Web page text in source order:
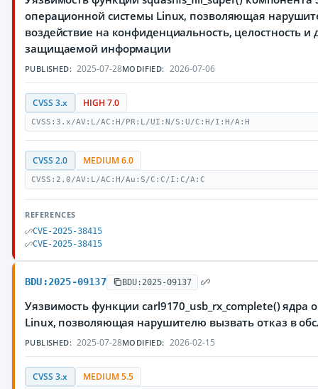
операционной системы Linux, позволяющая
воздействие на конфиденциальность, целостность и
защищаемой информации
PUBLISHED: 2025-07-28MODIFIED: 2026-07-06
CVSS 3.x HIGH 7.0
CVSS:3.x/AV:L/AC:H/PR:L/UI:N/S:U/C:H/I:H/A:H
CVSS 2.0 MEDIUM 6.0
CVSS:2.0/AV:L/AC:H/Au:S/C:C/I:C/A:C
REFERENCES
CVE-2025-38415
CVE-2025-38415
BDU:2025-09137 BDU:2025-09137
Уязвимость функции carl9170_usb_rx_complete() ядра
Linux, позволяющая нарушителю вызвать отказ в
PUBLISHED: 2025-07-28MODIFIED: 2026-02-15
CVSS 3.x MEDIUM 5.5